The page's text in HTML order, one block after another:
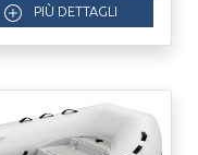
PIÙ DETTAGLI